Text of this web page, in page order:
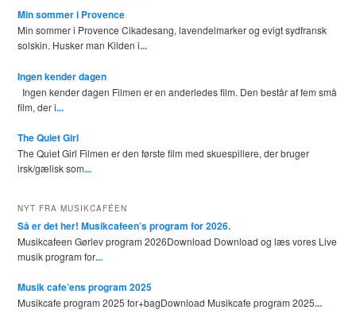
Min sommer i Provence
Min sommer i Provence Cikadesang, lavendelmarker og evigt sydfransk
solskin. Husker man Kilden i...
Ingen kender dagen
Ingen kender dagen Filmen er en anderledes film. Den består af fem små
film, der i...
The Quiet Girl
The Quiet Girl Filmen er den første film med skuespillere, der bruger
irsk/gælisk som...
NYT FRA MUSIKCAFÉEN
Så er det her! Musikcafeen’s program for 2026.
Musikcafeen Gørlev program 2026Download Download og læs vores Live
musik program for...
Musik cafe’ens program 2025
Musikcafe program 2025 for+bagDownload Musikcafe program 2025...